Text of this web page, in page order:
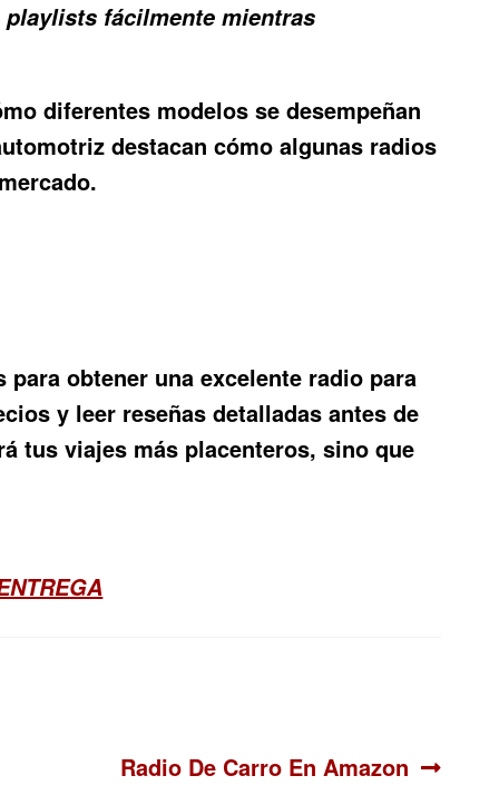
fácilmente mientras
diferentes modelos se desempeñan
destacan cómo algunas radios
obtener una excelente radio para
y leer reseñas detalladas antes de
tus viajes más placenteros, sino que
Siguiente:
Radio De Carro En Amazon